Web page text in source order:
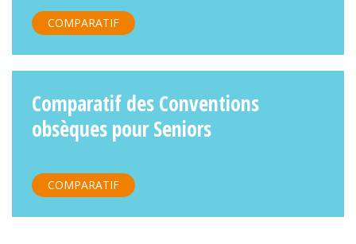
COMPARATIF
Comparatif des Conventions
obsèques pour Seniors
COMPARATIF